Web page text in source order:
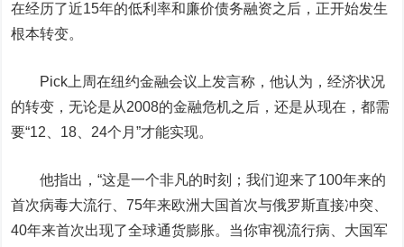
在经历了近15年的低利率和廉价债务融资之后，正开始发生
根本转变。
Pick上周在纽约金融会议上发言称，他认为，经济状况
的转变，无论是从2008的金融危机之后，还是从现在，都需
要“12、18、24个月”才能实现。
他指出，“这是一个非凡的时刻；我们迎来了100年来的
首次病毒大流行、75年来欧洲大国首次与俄罗斯直接冲突、
40年来首次出现了全球通货膨胀。当你审视流行病、大国军